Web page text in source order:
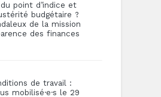
point d’indice et
budgétaire ?
de la mission
des finances
de travail :
mobilisé·e·s le 29